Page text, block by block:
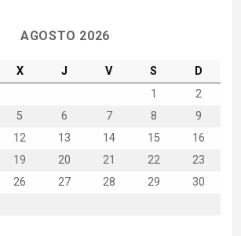
AGOSTO 2026
X J V S
D
1
2
5 6 7 8
9
12 13 14 15
16
19 20 21 22
23
26 27 28 29
30